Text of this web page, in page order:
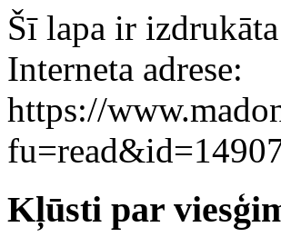
Šī lapa ir
Interneta adrese:
https://
Kļūsti par